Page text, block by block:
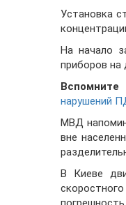
Установка
На начало
приборов на
Вспомните
нарушений
МВД
вне
В Киеве